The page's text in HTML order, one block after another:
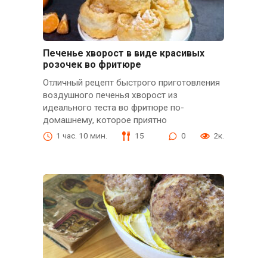
Печенье хворост в виде красивых
розочек во фритюре
Отличный рецепт быстрого приготовления
воздушного печенья хворост из
идеального теста во фритюре по-
домашнему, которое приятно
1 час. 10 мин. 15 0 2к.